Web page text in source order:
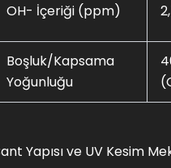
OH- İçeriği (ppm)
Boşluk/Kapsama
Yoğunluğu
Yapısı ve UV Kesim